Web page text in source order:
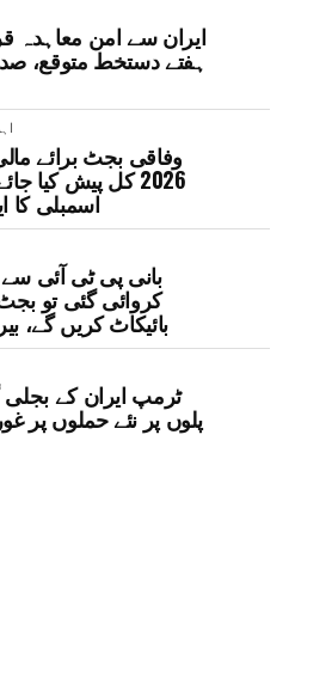
ایران سے امن معاہدہ
ہفتے دستخط متوقع،
2026 کل پیش کیا
اسمبلی کا
بانی پی ٹی آئی سے
کروائی گئی تو
بائیکاٹ کریں گے،
ٹرمپ ایران کے بجلی
پلوں پر نئے حملوں پر